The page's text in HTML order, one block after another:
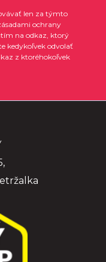
len za týmto
ochrany
na odkaz, ktorý
kedykoľvek odvolať
z ktoréhokoľvek